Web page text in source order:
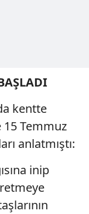
kentte
15 Temmuz
anlatmıştı:
inip